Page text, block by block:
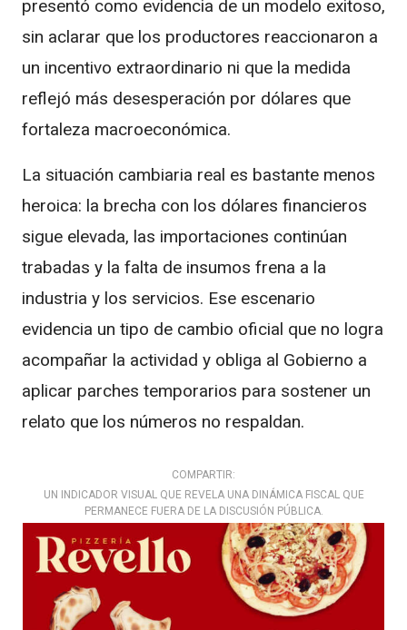
presentó como evidencia de un modelo exitoso,
sin aclarar que los productores reaccionaron a
un incentivo extraordinario ni que la medida
reflejó más desesperación por dólares que
fortaleza macroeconómica.
La situación cambiaria real es bastante menos
heroica: la brecha con los dólares financieros
sigue elevada, las importaciones continúan
trabadas y la falta de insumos frena a la
industria y los servicios. Ese escenario
evidencia un tipo de cambio oficial que no logra
acompañar la actividad y obliga al Gobierno a
aplicar parches temporarios para sostener un
relato que los números no respaldan.
COMPARTIR:
UN INDICADOR VISUAL QUE REVELA UNA DINÁMICA FISCAL QUE
PERMANECE FUERA DE LA DISCUSIÓN PÚBLICA.